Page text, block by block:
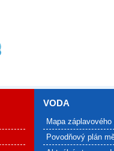
VODA
Mapa
Povodňový plán